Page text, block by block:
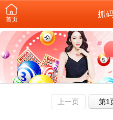
首页
抓
上一页 第1